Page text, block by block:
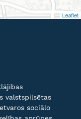
Leaflet
valstspilsētas
sociālo